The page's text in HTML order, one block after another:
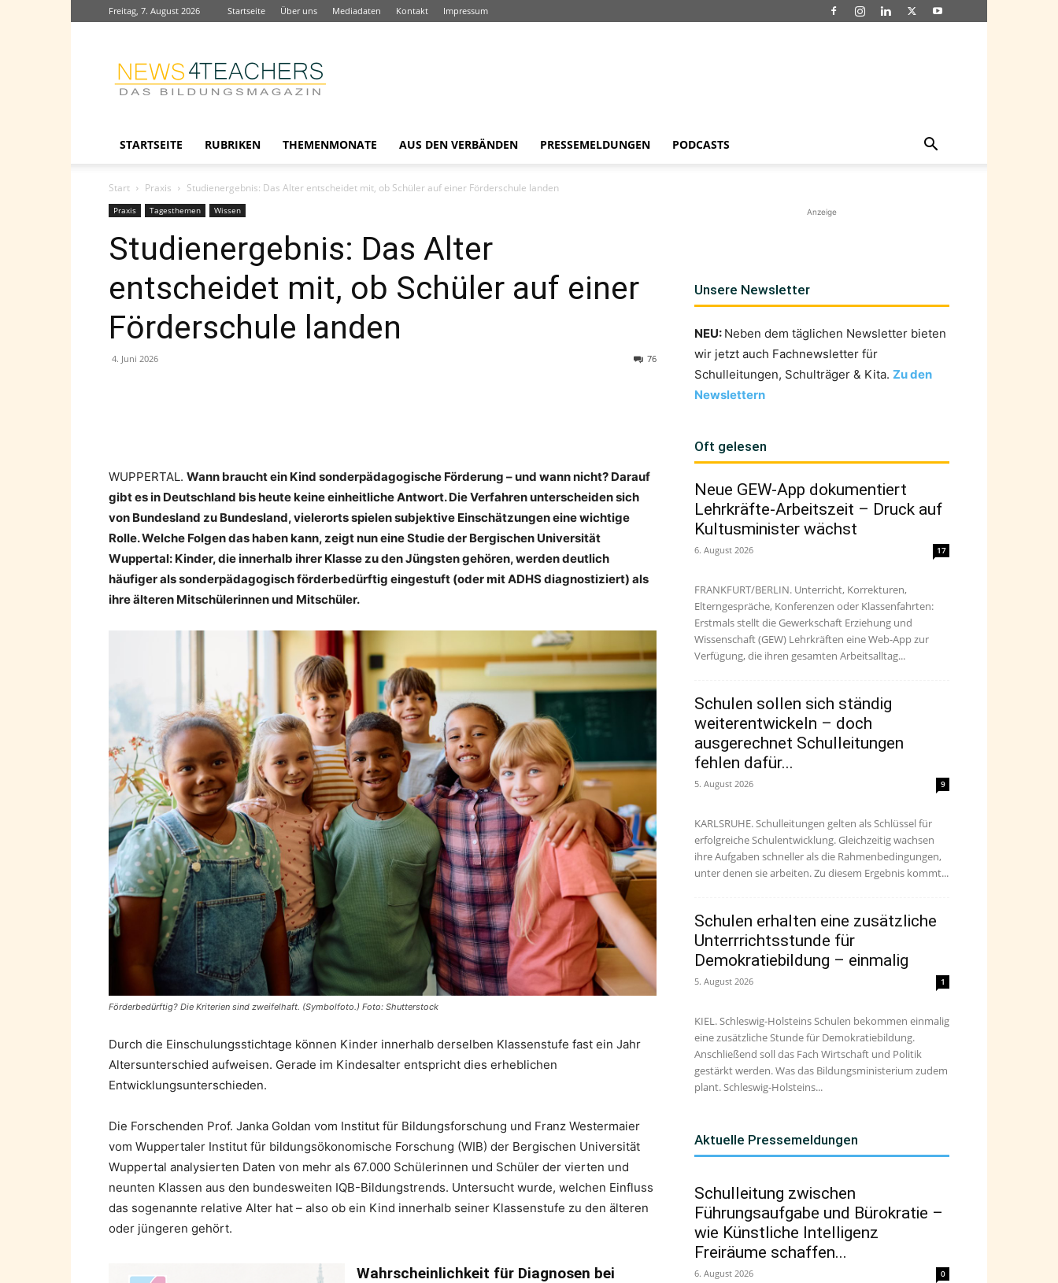
Freitag, 7. August 2026 Startseite Über uns Mediadaten Kontakt Impressum
STARTSEITE RUBRIKEN THEMENMONATE AUS DEN VERBÄNDEN PRESSEMELDUNGEN PODCASTS
Start Praxis Studienergebnis: Das Alter entscheidet mit, ob Schüler auf einer Förderschule landen
Praxis Tagesthemen Wissen
Studienergebnis: Das Alter
entscheidet mit, ob Schüler auf einer
Förderschule landen
4. Juni 2026 76
WUPPERTAL. Wann braucht ein Kind sonderpädagogische Förderung – und wann nicht? Darauf
gibt es in Deutschland bis heute keine einheitliche Antwort. Die Verfahren unterscheiden sich
von Bundesland zu Bundesland, vielerorts spielen subjektive Einschätzungen eine wichtige
Rolle. Welche Folgen das haben kann, zeigt nun eine Studie der Bergischen Universität
Wuppertal: Kinder, die innerhalb ihrer Klasse zu den Jüngsten gehören, werden deutlich
häufiger als sonderpädagogisch förderbedürftig eingestuft (oder mit ADHS diagnostiziert) als
ihre älteren Mitschülerinnen und Mitschüler.
Förderbedürftig? Die Kriterien sind zweifelhaft. (Symbolfoto.) Foto: Shutterstock
Durch die Einschulungsstichtage können Kinder innerhalb derselben Klassenstufe fast ein Jahr
Altersunterschied aufweisen. Gerade im Kindesalter entspricht dies erheblichen
Entwicklungsunterschieden.
Die Forschenden Prof. Janka Goldan vom Institut für Bildungsforschung und Franz Westermaier
vom Wuppertaler Institut für bildungsökonomische Forschung (WIB) der Bergischen Universität
Wuppertal analysierten Daten von mehr als 67.000 Schülerinnen und Schüler der vierten und
neunten Klassen aus den bundesweiten IQB-Bildungstrends. Untersucht wurde, welchen Einfluss
das sogenannte relative Alter hat – also ob ein Kind innerhalb seiner Klassenstufe zu den älteren
oder jüngeren gehört.
Wahrscheinlichkeit für Diagnosen bei
Anzeige
Unsere Newsletter
NEU: Neben dem täglichen Newsletter bieten
wir jetzt auch Fachnewsletter für
Schulleitungen, Schulträger & Kita. Zu den
Newslettern
Oft gelesen
Neue GEW-App dokumentiert
Lehrkräfte-Arbeitszeit – Druck auf
Kultusminister wächst
6. August 2026 17
FRANKFURT/BERLIN. Unterricht, Korrekturen,
Elterngespräche, Konferenzen oder Klassenfahrten:
Erstmals stellt die Gewerkschaft Erziehung und
Wissenschaft (GEW) Lehrkräften eine Web-App zur
Verfügung, die ihren gesamten Arbeitsalltag...
Schulen sollen sich ständig
weiterentwickeln – doch
ausgerechnet Schulleitungen
fehlen dafür...
5. August 2026 9
KARLSRUHE. Schulleitungen gelten als Schlüssel für
erfolgreiche Schulentwicklung. Gleichzeitig wachsen
ihre Aufgaben schneller als die Rahmenbedingungen,
unter denen sie arbeiten. Zu diesem Ergebnis kommt...
Schulen erhalten eine zusätzliche
Unterrrichtsstunde für
Demokratiebildung – einmalig
5. August 2026 1
KIEL. Schleswig-Holsteins Schulen bekommen einmalig
eine zusätzliche Stunde für Demokratiebildung.
Anschließend soll das Fach Wirtschaft und Politik
gestärkt werden. Was das Bildungsministerium zudem
plant. Schleswig-Holsteins...
Aktuelle Pressemeldungen
Schulleitung zwischen
Führungsaufgabe und Bürokratie –
wie Künstliche Intelligenz
Freiräume schaffen...
6. August 2026 0